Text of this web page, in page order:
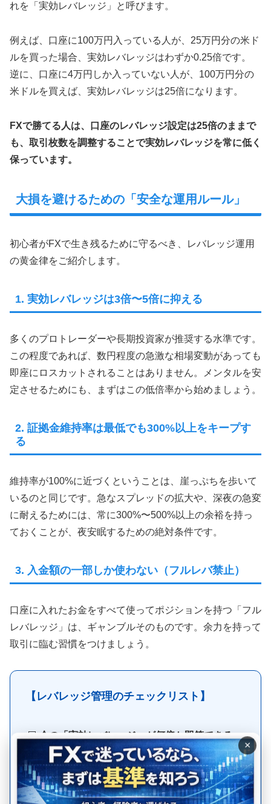
れを「実効レバレッジ」と呼びます。
例えば、口座に100万円入っている人が、25万円分の米ド
ルを買った場合、実効レバレッジはわずか0.25倍です。
逆に、口座に4万円しか入っていない人が、100万円分の
米ドルを買えば、実効レバレッジは25倍になります。
FXで勝てる人は、口座のレバレッジ設定は25倍のままで
も、取引枚数を調整することで実効レバレッジを常に低く
保っています。
大損を避けるための「安全な運用ルール」
初心者がFXで生き残るために守るべき、レバレッジ運用
の黄金律をご紹介します。
1. 実効レバレッジは3倍〜5倍に抑える
多くのプロトレーダーや長期投資家が推奨する水準です。
この程度であれば、数円程度の急激な相場変動があっても
即座にロスカットされることはありません。メンタルを安
定させるためにも、まずはこの低倍率から始めましょう。
2. 証拠金維持率は最低でも300%以上をキープす
る
維持率が100%に近づくということは、崖っぷちを歩いて
いるのと同じです。急なスプレッドの拡大や、深夜の急変
に耐えるためには、常に300%〜500%以上の余裕を持っ
ておくことが、夜安眠するための絶対条件です。
3. 入金額の一部しか使わない（フルレバ禁止）
口座に入れたお金をすべて使ってポジションを持つ「フル
レバレッジ」は、ギャンブルそのものです。余力を持って
取引に臨む習慣をつけましょう。
【レバレッジ管理のチェックリスト】
⬜️今の「実効レバレッジ」が何倍か即答できる
⬜️1円逆行した時、自分の資金がいくら減るか把
握しているか。
×